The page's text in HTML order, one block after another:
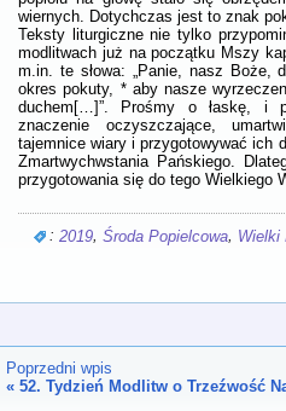
wiernych. Dotychczas jest to znak
Teksty liturgiczne nie tylko
modlitwach już na początku Mszy
m.in. te słowa: „Panie, nasz Boże,
okres pokuty, * aby nasze
duchem[…]”. Prośmy o łaskę, i
znaczenie oczyszczające,
tajemnice wiary i przygotowywać ich
Zmartwychwstania Pańskiego.
przygotowania się do tego Wielkiego
: 2019 Środa Popielcowa Wielki
Poprzedni wpis
« 52. Tydzień Modlitw o Trzeźwość